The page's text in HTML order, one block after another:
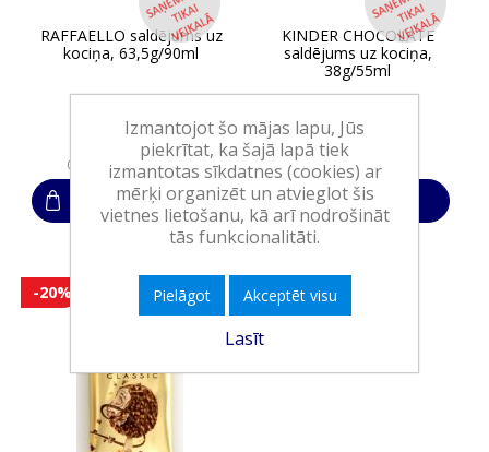
RAFFAELLO saldējums uz
kociņa, 63,5g/90ml
1,59€ 2,00€
06.08.2026 - 05.09.2026
Ielikt grozā
KINDER CHOCOLATE
saldējums uz kociņa,
38g/55ml
1,95€
Ielikt grozā
-20%
Izmantojot šo mājas lapu, Jūs
piekrītat, ka šajā lapā tiek
izmantotas sīkdatnes (cookies) ar
mērķi organizēt un atvieglot šis
vietnes lietošanu, kā arī nodrošināt
tās funkcionalitāti.
Pielāgot Akceptēt visu
Lasīt